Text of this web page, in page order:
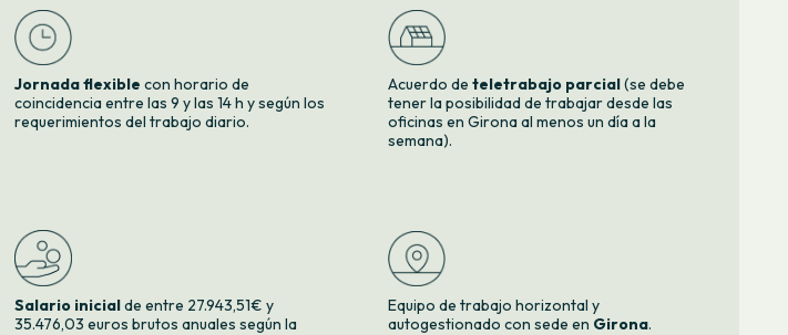
Jornada flexible con horario de
coincidencia entre las 9 y las 14 h y según los
requerimientos del trabajo diario.
Acuerdo de teletrabajo parcial(se debe
tener la posibilidad de trabajar desde las
oficinas en Girona al menos un día a la
semana).
Salario inicialde entre 27.943,51€ y
35.476,03 euros brutos anuales según la
Equipo de trabajo horizontal y
autogestionado con sede en Girona.